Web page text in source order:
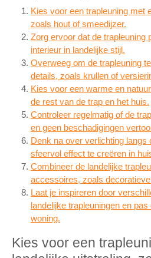
Kies voor een trapleuning met
zoals hout of smeedijzer.
Zorg ervoor dat de trapleuning
interieur in landelijke stijl.
Overweeg om de trapleuning
details, zoals krullen of
Kies voor een warme en
de rest van de trap en het huis.
Controleer regelmatig of de
en geen beschadigingen
Denk na over verlichting langs
sfeervol effect te creëren in
Combineer de landelijke
accessoires, zoals
Laat je inspireren door
landelijke trapleuningen en
woning.
Kies voor een